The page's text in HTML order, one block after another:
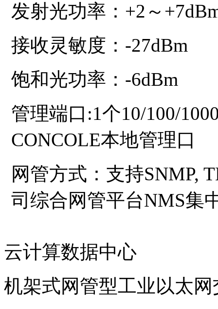
发射光功率： +2～
接收灵敏度： -27dBm
饱和光功率： -6dBm
管理端口 :1个10/100/
CONCOLE本地管理口
网管方式：支持SNMP,
司综合网管平台NMS集
云计算数据中心
机架式网管型工业以太网